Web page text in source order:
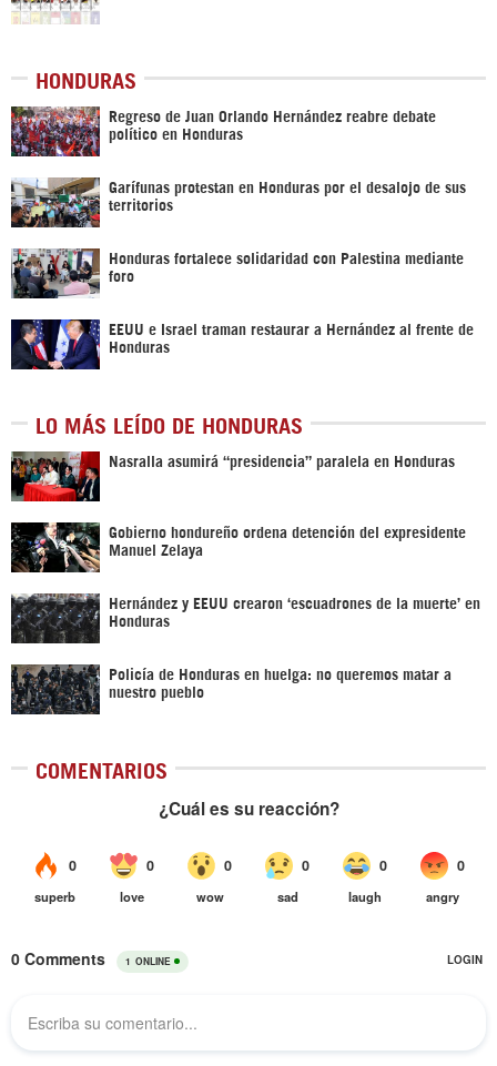
HONDURAS
Regreso de Juan Orlando Hernández reabre debate
político en Honduras
Garífunas protestan en Honduras por el desalojo de sus
territorios
Honduras fortalece solidaridad con Palestina mediante
foro
EEUU e Israel traman restaurar a Hernández al frente de
Honduras
LO MÁS LEÍDO DE HONDURAS
Nasralla asumirá “presidencia” paralela en Honduras
Gobierno hondureño ordena detención del expresidente
Manuel Zelaya
Hernández y EEUU crearon ‘escuadrones de la muerte’ en
Honduras
Policía de Honduras en huelga: no queremos matar a
nuestro pueblo
COMENTARIOS